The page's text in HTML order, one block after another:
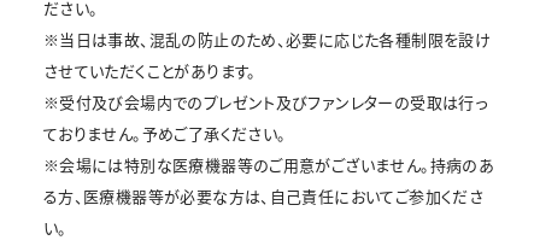
ださい。
※当日は事故、混乱の防止のため、必要に応じた各種制限を設け
させていただくことがあります。
※受付及び会場内でのプレゼント及びファンレターの受取は行っ
ておりません。予めご了承ください。
※会場には特別な医療機器等のご用意がございません。持病のあ
る方、医療機器等が必要な方は、自己責任においてご参加くださ
い。